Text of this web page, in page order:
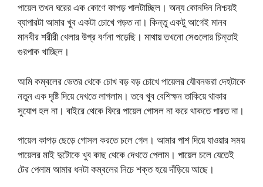
পায়েল তখন ঘরের এক কোণে কাপড় পালটাচ্ছিল। অন্য কোনদিন নিশ্চয়ই
ব্যাপারটা আমার খুব একটা চোখে পড়ত না। কিন্তু একটু আগেই মানব
মানবীর শরীরী খেলার উগ্র বর্ণনা পড়েছি। মাথায় তখনো সেগুলোর চিন্তাই
গুরপাক খাচ্ছিল।
আমি কম্বলের ভেতর থেকে চোখ বড় বড় চোখে পায়েলর যৌবনভরা দেহটাকে
নতুন এক দৃষ্টি দিয়ে দেখতে লাগলাম। তবে খুব বেশিক্ষন তাকিয়ে থাকার
সুযোগ হল না। বাইরে থেকে ফিরে পায়েল গোসল না করে থাকতে পারত না।
পায়েল কাপড় ছেড়ে গোসল করতে চলে গেল। আমার পাশ দিয়ে যাওয়ার সময়
পায়েলর মাই দুটোকে খুব কাছ থেকে দেখতে পেলাম। পায়েল চলে যেতেই
টের পেলাম আমার ধনটা কম্বলের নিচে শক্ত হয়ে দাঁড়িয়ে আছে।